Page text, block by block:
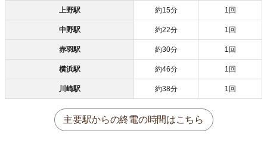
上野駅 約15分 1回
中野駅 約22分 1回
赤羽駅 約30分 1回
横浜駅 約46分 1回
川崎駅 約38分 1回
主要駅からの終電の時間はこちら